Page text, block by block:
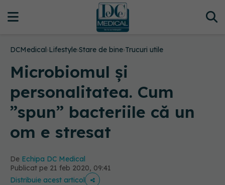
DCMedical›Lifestyle›Stare de bine›Trucuri utile
Microbiomul și
personalitatea. Cum
”spun” bacteriile că un
om e stresat
De Echipa DC Medical
Publicat pe 21 feb 2020, 09:41
Distribuie acest articol